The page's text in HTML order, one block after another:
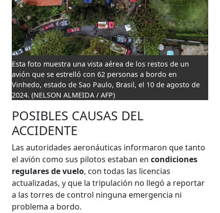
Esta foto muestra una vista aérea de los restos de un
avión que se estrelló con 62 personas a bordo en
Vinhedo, estado de Sao Paulo, Brasil, el 10 de agosto de
2024. (NELSON ALMEIDA / AFP)
POSIBLES CAUSAS DEL
ACCIDENTE
Las autoridades aeronáuticas informaron que tanto
el avión como sus pilotos estaban encondiciones
regulares de vuelo, con todas las licencias
actualizadas, y que la tripulación no llegó a reportar
a las torres de control ninguna emergencia ni
problema a bordo.